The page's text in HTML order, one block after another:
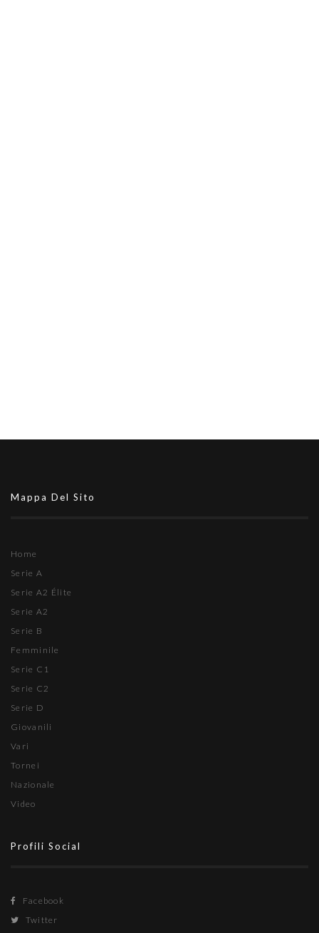
Mappa Del Sito
Home
Serie A
Serie A2 Élite
Serie A2
Serie B
Femminile
Serie C1
Serie C2
Serie D
Giovanili
Vari
Tornei
Nazionale
Video
Profili Social
Facebook
Twitter